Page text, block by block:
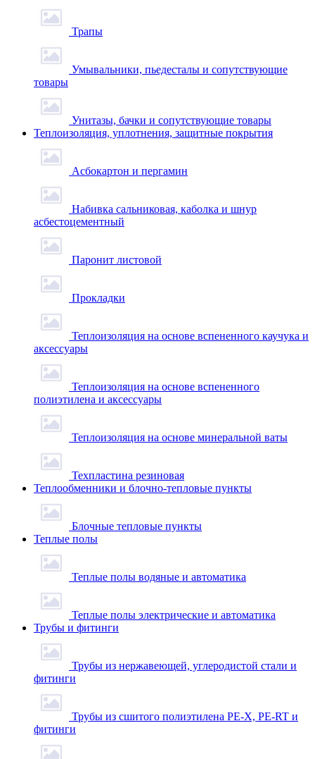
Трапы
Умывальники, пьедесталы и сопутствующие
товары
Унитазы, бачки и сопутствующие товары
Теплоизоляция, уплотнения, защитные покрытия
Асбокартон и пергамин
Набивка сальниковая, каболка и шнур
асбестоцементный
Паронит листовой
Прокладки
Теплоизоляция на основе вспененного каучука и
аксессуары
Теплоизоляция на основе вспененного
полиэтилена и аксессуары
Теплоизоляция на основе минеральной ваты
Техпластина резиновая
Теплообменники и блочно-тепловые пункты
Блочные тепловые пункты
Теплые полы
Теплые полы водяные и автоматика
Теплые полы электрические и автоматика
Трубы и фитинги
Трубы из нержавеющей, углеродистой стали и
фитинги
Трубы из сшитого полиэтилена PE-X, PE-RT и
фитинги